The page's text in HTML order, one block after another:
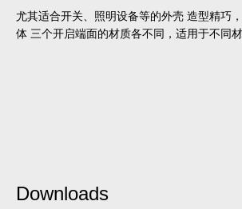
尤其适合开关、照明设备等的外壳 造型精巧
体 三个开启端面的材质各不同，适用于不同
Downloads